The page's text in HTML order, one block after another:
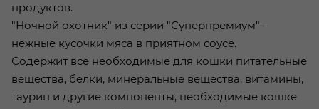
продуктов.
"Ночной охотник" из серии "Суперпремиум" -
нежные кусочки мяса в приятном соусе.
Содержит все необходимые для кошки питательные
вещества, белки, минеральные вещества, витамины,
таурин и другие компоненты, необходимые кошке